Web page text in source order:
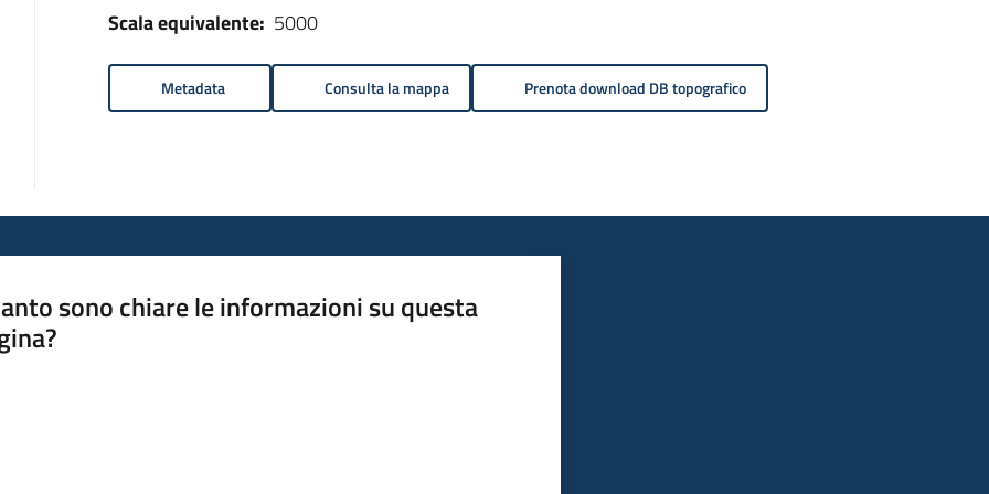
Scala equivalente: 5000
Metadata Consulta la mappa Prenota download DB topografico
sono chiare le informazioni su questa